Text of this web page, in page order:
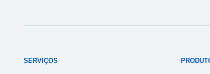
SERVIÇOS